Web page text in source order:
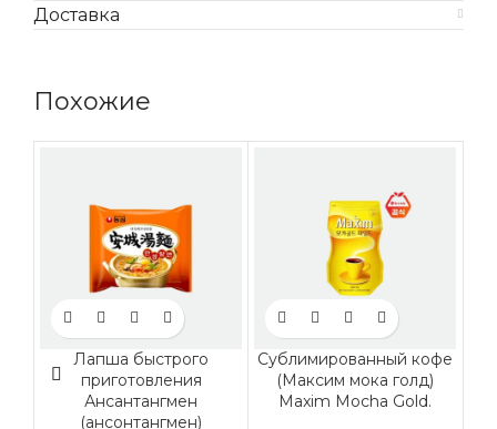
Доставка
Похожие
Лапша быстрого
приготовления
Ансантангмен
(ансонтангмен)
Сублимированный кофе
(Максим мока голд)
Maxim Mocha Gold.